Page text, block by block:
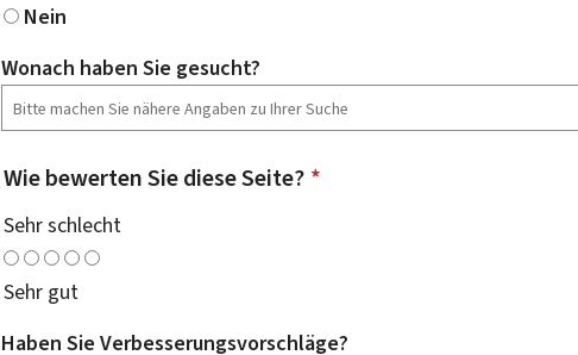
Nein
Wonach haben Sie gesucht?
Wie bewerten Sie diese Seite? *
Sehr schlecht
Sehr gut
Haben Sie Verbesserungsvorschläge?